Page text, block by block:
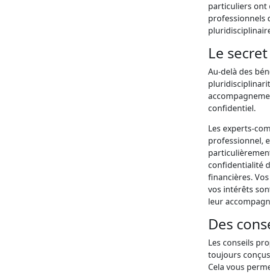
particuliers ont
professionnels
Le
Au-delà des
confidentiel.
Les experts-
professionnel,
confidentialité
financières.
vos intérêts
leur
Des
Les conseils
toujours
Cela vous